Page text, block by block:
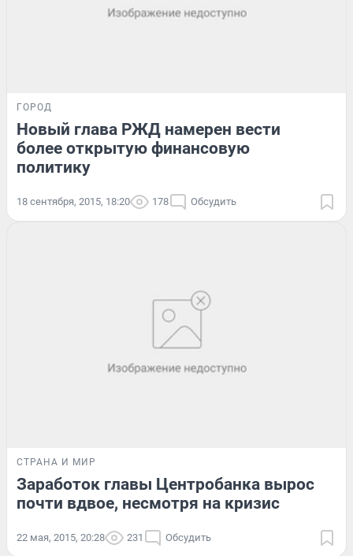
ГОРОД
Новый глава РЖД намерен вести
более открытую финансовую
политику
18 сентября, 2015, 18:20 178 Обсудить
СТРАНА И МИР
Заработок главы Центробанка вырос
почти вдвое, несмотря на кризис
22 мая, 2015, 20:28 231 Обсудить